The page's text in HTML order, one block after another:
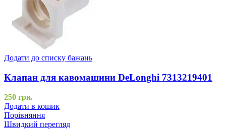
Додати до списку бажань
Клапан для кавомашини DeLonghi 7313219401
250 грн.
Додати в кошик
Порівняння
Швидкий перегляд